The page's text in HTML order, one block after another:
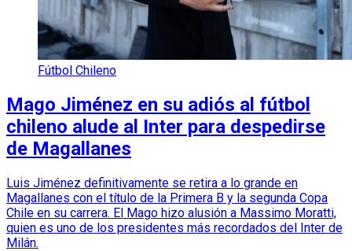
Fútbol Chileno
Mago Jiménez en su adiós al fútbol
chileno alude al Inter para despedirse
de Magallanes
Luis Jiménez definitivamente se retira a lo grande en
Magallanes con el título de la Primera B y la segunda Copa
Chile en su carrera. El Mago hizo alusión a Massimo Moratti,
quien es uno de los presidentes más recordados del Inter de
Milán.